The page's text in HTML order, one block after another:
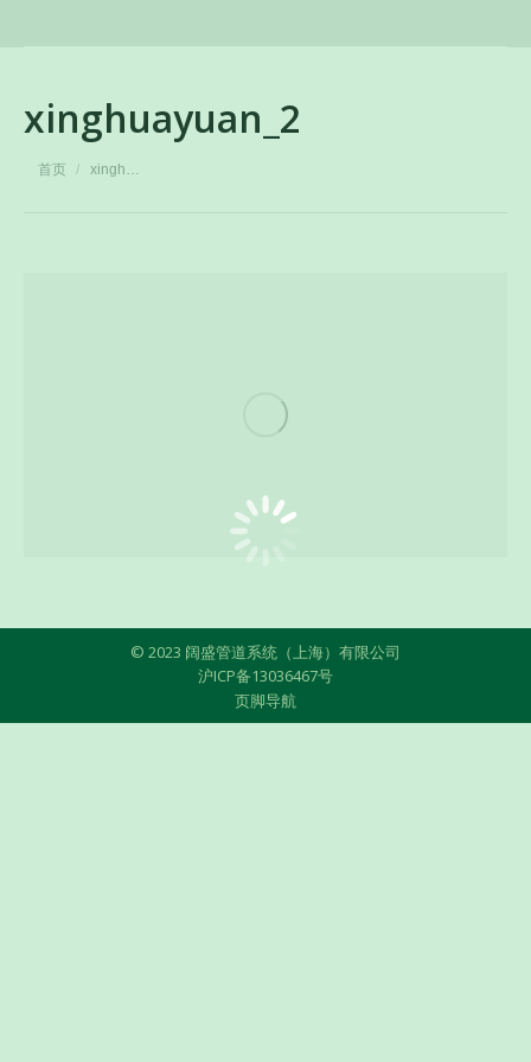
xinghuayuan_2
您在这里：
首页 xingh…
© 2023 阔盛管道系统（上海）有限公司
沪ICP备13036467号
页脚导航